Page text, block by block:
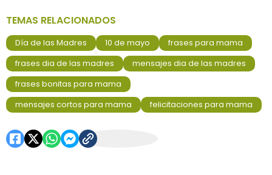
TEMAS RELACIONADOS
Día de las Madres 10 de mayo
frases para mama
frases dia de las madres
mensajes dia de las madres
frases bonitas para mama
mensajes cortos para mama
felicitaciones para mama